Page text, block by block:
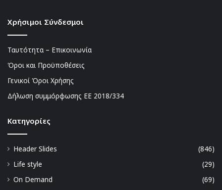
Χρήσιμοι Σύνδεσμοι
Ταυτότητα – Επικοινωνία
Όροι και Προϋποθέσεις
Γενικοί Όροι Χρήσης
Δήλωση συμμόρφωσης ΕΕ 2018/334
Kατηγορίες
Header Slides
(846)
Life style
(29)
On Demand
(69)